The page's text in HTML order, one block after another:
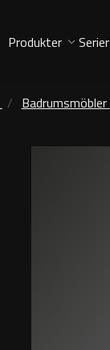
Produkter Serier
Badrumsmöbler